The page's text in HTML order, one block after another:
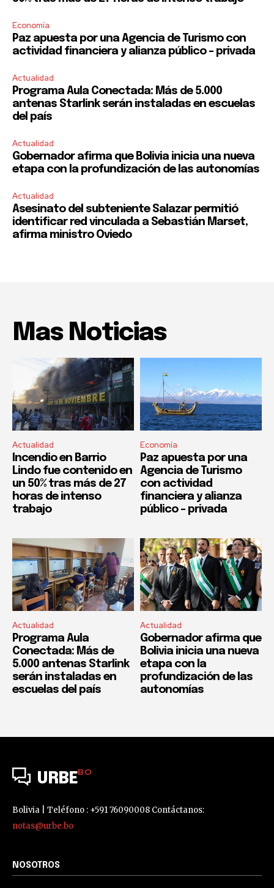
Economía
Paz apuesta por una Agencia de Turismo con
actividad financiera y alianza público – privada
Actualidad
Programa Aula Conectada: Más de 5.000
antenas Starlink serán instaladas en escuelas
del país
Actualidad
Gobernador afirma que Bolivia inicia una nueva
etapa con la profundización de las autonomías
Actualidad
Asesinato del subteniente Salazar permitió
identificar red vinculada a Sebastián Marset,
afirma ministro Oviedo
Mas Noticias
Actualidad
Incendio en Barrio
Lindo fue contenido en
un 50% tras más de 27
horas de intenso
trabajo
Economía
Paz apuesta por una
Agencia de Turismo
con actividad
financiera y alianza
público – privada
Actualidad
Programa Aula
Conectada: Más de
5.000 antenas Starlink
serán instaladas en
escuelas del país
Actualidad
Gobernador afirma que
Bolivia inicia una nueva
etapa con la
profundización de las
autonomías
URBEBO
Bolivia | Teléfono : +591 76090008 Contáctanos:
notas@urbe.bo
NOSOTROS